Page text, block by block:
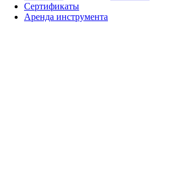
Сертификаты
Аренда инструмента